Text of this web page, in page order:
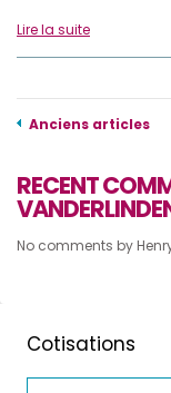
Lire la suite
Anciens articles
RECENT
No comments by
Cotisations